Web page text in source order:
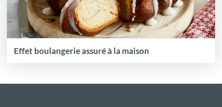
Effet boulangerie assuré à la maison